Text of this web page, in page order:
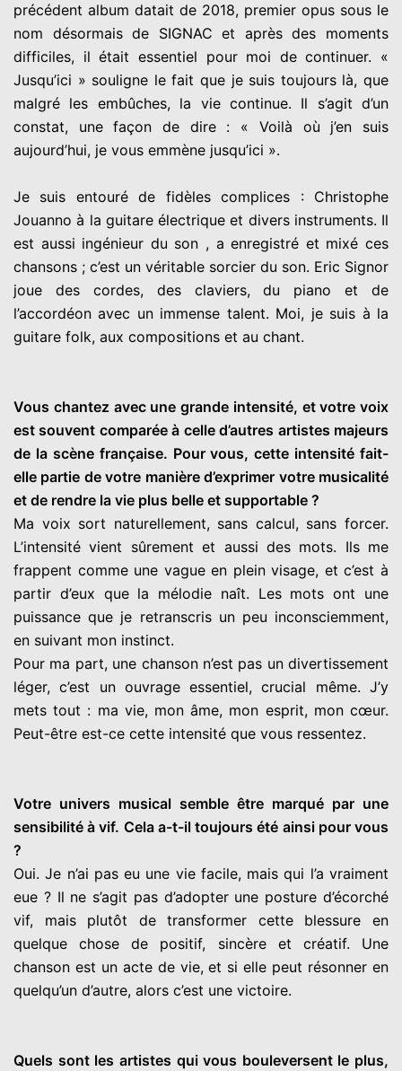
précédent album datait de 2018, premier opus sous le
nom désormais de SIGNAC et après des moments
difficiles, il était essentiel pour moi de continuer. «
Jusqu’ici » souligne le fait que je suis toujours là, que
malgré les embûches, la vie continue. Il s’agit d’un
constat, une façon de dire : « Voilà où j’en suis
aujourd’hui, je vous emmène jusqu’ici ».
Je suis entouré de fidèles complices : Christophe
Jouanno à la guitare électrique et divers instruments. Il
est aussi ingénieur du son , a enregistré et mixé ces
chansons ; c’est un véritable sorcier du son. Eric Signor
joue des cordes, des claviers, du piano et de
l’accordéon avec un immense talent. Moi, je suis à la
guitare folk, aux compositions et au chant.
Vous chantez avec une grande intensité, et votre voix
est souvent comparée à celle d’autres artistes majeurs
de la scène française. Pour vous, cette intensité fait-
elle partie de votre manière d’exprimer votre musicalité
et de rendre la vie plus belle et supportable ?
Ma voix sort naturellement, sans calcul, sans forcer.
L’intensité vient sûrement et aussi des mots. Ils me
frappent comme une vague en plein visage, et c’est à
partir d’eux que la mélodie naît. Les mots ont une
puissance que je retranscris un peu inconsciemment,
en suivant mon instinct.
Pour ma part, une chanson n’est pas un divertissement
léger, c’est un ouvrage essentiel, crucial même. J’y
mets tout : ma vie, mon âme, mon esprit, mon cœur.
Peut-être est-ce cette intensité que vous ressentez.
Votre univers musical semble être marqué par une
sensibilité à vif. Cela a-t-il toujours été ainsi pour vous
?
Oui. Je n’ai pas eu une vie facile, mais qui l’a vraiment
eue ? Il ne s’agit pas d’adopter une posture d’écorché
vif, mais plutôt de transformer cette blessure en
quelque chose de positif, sincère et créatif. Une
chanson est un acte de vie, et si elle peut résonner en
quelqu’un d’autre, alors c’est une victoire.
Quels sont les artistes qui vous bouleversent le plus,